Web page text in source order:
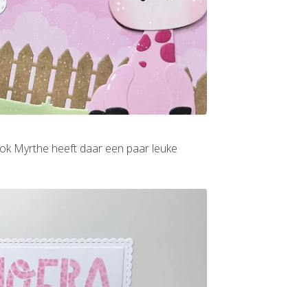
Myrthe heeft daar een paar leuke